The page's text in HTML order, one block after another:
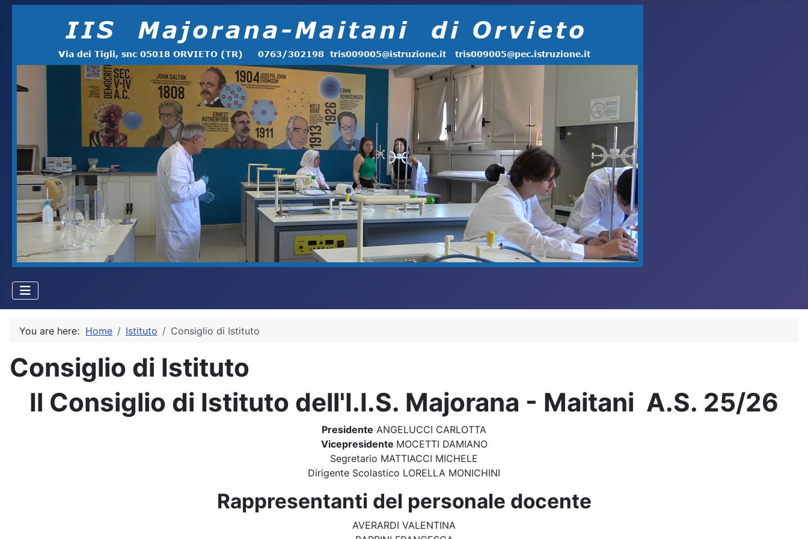
You are here: Home Istituto Consiglio di Istituto
Consiglio di Istituto
Il Consiglio di Istituto dell'I.I.S. Majorana - Maitani A.S. 25/26
Presidente ANGELUCCI CARLOTTA
Vicepresidente MOCETTI DAMIANO
Segretario MATTIACCI MICHELE
Dirigente Scolastico LORELLA MONICHINI
Rappresentanti del personale docente
AVERARDI VALENTINA